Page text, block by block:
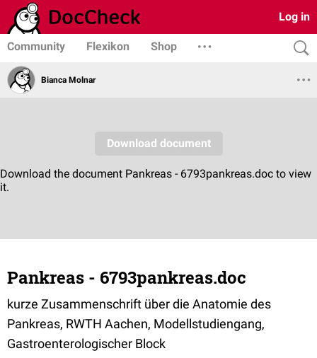
Log in
Community Flexikon Shop
Bianca Molnar
Pankreas - 6793pankreas.doc
kurze Zusammenschrift über die Anatomie des
Pankreas, RWTH Aachen, Modellstudiengang,
Gastroenterologischer Block